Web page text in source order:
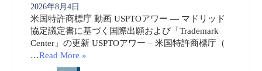
2026年8月4日
米国特許商標庁 動画 USPTOアワー ― マドリッド
協定議定書に基づく国際出願および「Trademark
Center」の更新 USPTOアワー – 米国特許商標庁（
…Read More »